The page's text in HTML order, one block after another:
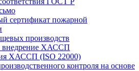
сертификат пожарной
производств
внедрение ХАССП
ХАССП (ISO 22000)
контроля на основе